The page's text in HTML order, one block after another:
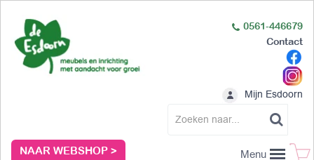
NAAR WEBSHOP >
0561-446679
Contact
Mijn Esdoorn
Menu